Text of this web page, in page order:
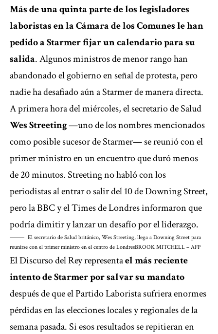
Más de una quinta parte de los legisladores
laboristas en la Cámara de los Comunes le han
pedido a Starmer fijar un calendario para su
salida. Algunos ministros de menor rango han
abandonado el gobierno en señal de protesta, pero
nadie ha desafiado aún a Starmer de manera directa.
A primera hora del miércoles, el secretario de Salud
Wes Streeting—uno de los nombres mencionados
como posible sucesor de Starmer— se reunió con el
primer ministro en un encuentro que duró menos
de 20 minutos. Streeting no habló con los
periodistas al entrar o salir del 10 de Downing Street,
pero la BBC y el Times de Londres informaron que
podría dimitir y lanzar un desafío por el liderazgo.
El secretario de Salud británico, Wes Streeting, llega a Downing Street para
reunirse con el primer ministro en el centro de LondresBROOK MITCHELL – AFP
El Discurso del Rey representael más reciente
intento de Starmer por salvar su mandato
después de que el Partido Laboristasufriera enormes
pérdidas en las elecciones localesy regionales de la
semana pasada. Si esos resultados se repitieran en